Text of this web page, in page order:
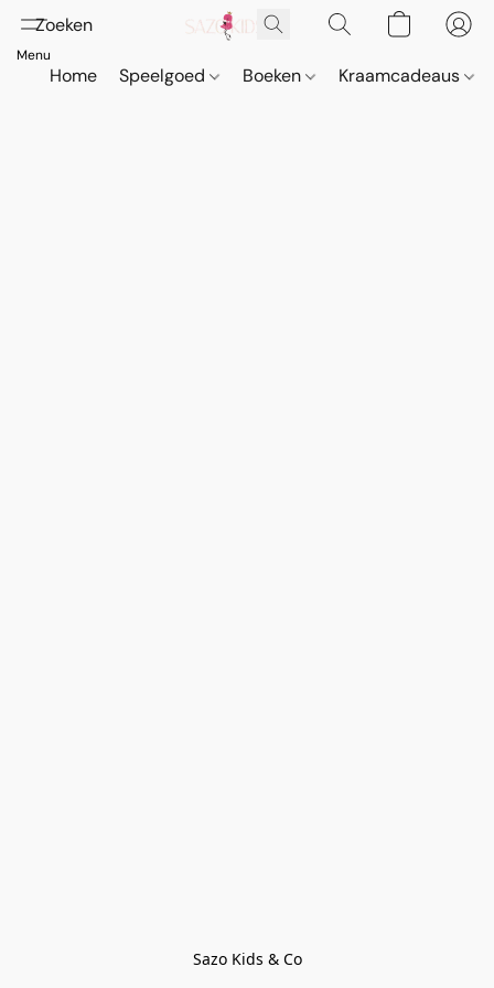
Home Speelgoed Boeken Kraamcadeaus
Sazo Kids & Co